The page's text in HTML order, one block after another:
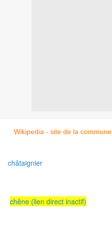
Wikipedia - site de la commune
châtaignier
chêne (lien direct inactif)